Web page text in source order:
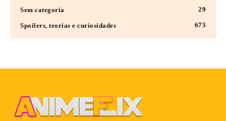
Sem categoria 29
Spoilers, teorias e curiosidades 675